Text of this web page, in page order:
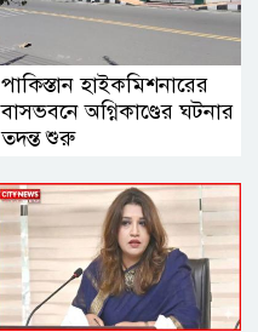
পাকিস্তান হাইকমিশনারের
বাসভবনে অগ্নিকাণ্ডের ঘটনার
তদন্ত শুরু